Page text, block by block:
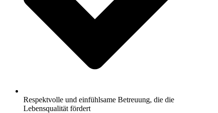
Respektvolle und einfühlsame Betreuung, die die
Lebensqualität fördert